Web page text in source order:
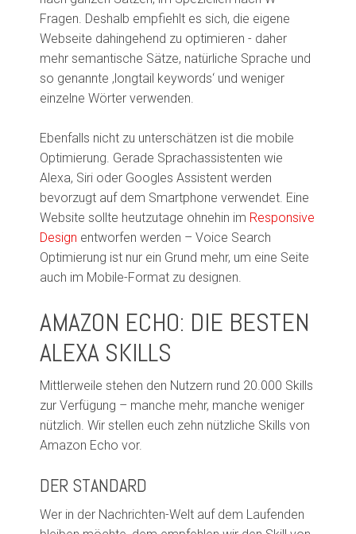
Fragen. Deshalb empfiehlt es sich, die eigene
Webseite dahingehend zu optimieren - daher
mehr semantische Sätze, natürliche Sprache und
so genannte ‚ longtail keywords‘ und weniger
einzelne Wörter verwenden.
Ebenfalls nicht zu unterschätzen ist die mobile
Optimierung. Gerade Sprachassistenten wie
Alexa, Siri oder Googles Assistent werden
bevorzugt auf dem Smartphone verwendet. Eine
Website sollte heutzutage ohnehin im Responsive
Design entworfen werden – Voice Search
Optimierung ist nur ein Grund mehr, um eine Seite
auch im Mobile-Format zu designen.
AMAZON ECHO: DIE BESTEN
ALEXA SKILLS
Mittlerweile stehen den Nutzern rund 20.000 Skills
zur Verfügung – manche mehr, manche weniger
nützlich. Wir stellen euch zehn nützliche Skills von
Amazon Echo vor.
DER STANDARD
Wer in der Nachrichten-Welt auf dem Laufenden